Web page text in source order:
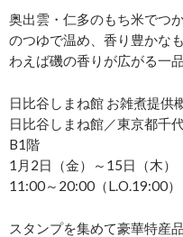
奥出雲・仁多のもち米でつ
のつゆで温め、香り豊かな
わえば磯の香りが広がる一品
日比谷しまね館 お雑煮提供
日比谷しまね館／東京都千
B1階
1月2日（金）～15日（木）
11:00～20:00（L.O.19:00）
スタンプを集めて豪華特産